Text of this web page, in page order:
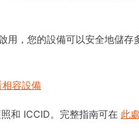
用，您的設備可以安全地儲存
容設備
和 ICCID。完整指南可在 此處